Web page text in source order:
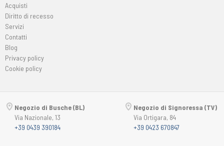
Acquisti
Diritto di recesso
Servizi
Contatti
Blog
Privacy policy
Cookie policy
Negozio di Busche (BL)
Via Nazionale, 13
+39 0439 390184
Negozio di Signoressa (TV)
Via Ortigara, 84
+39 0423 670847